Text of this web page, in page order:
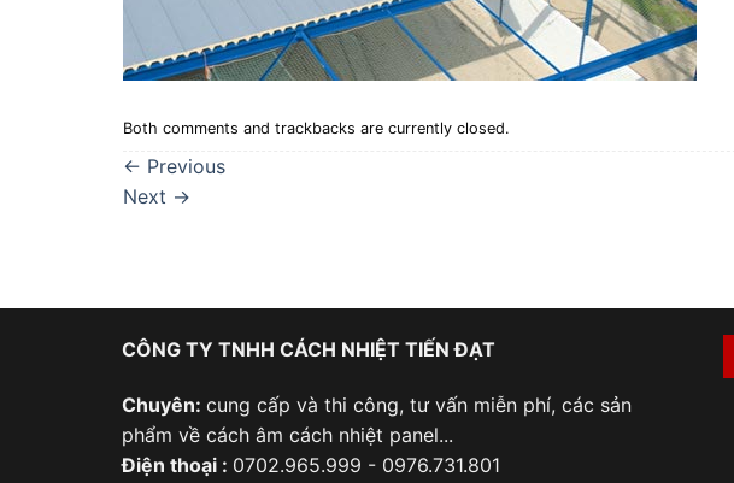
Both comments and trackbacks are currently closed.
← Previous
Next →
CÔNG TY TNHH CÁCH NHIỆT TIẾN ĐẠT
Chuyên: cung cấp và thi công, tư vấn miễn phí, các sản
phẩm về cách âm cách nhiệt panel...
Điện thoại : 0702.965.999 - 0976.731.801